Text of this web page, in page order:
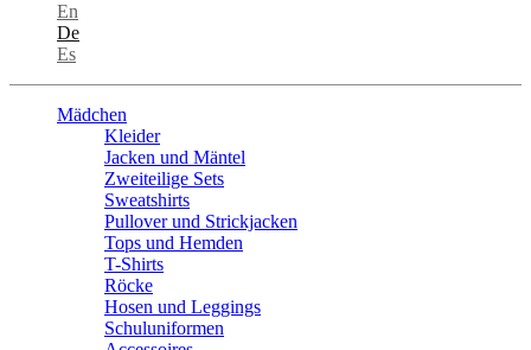
En
De
Es
Mädchen
Kleider
Jacken und Mäntel
Zweiteilige Sets
Sweatshirts
Pullover und Strickjacken
Tops und Hemden
T-Shirts
Röcke
Hosen und Leggings
Schuluniformen